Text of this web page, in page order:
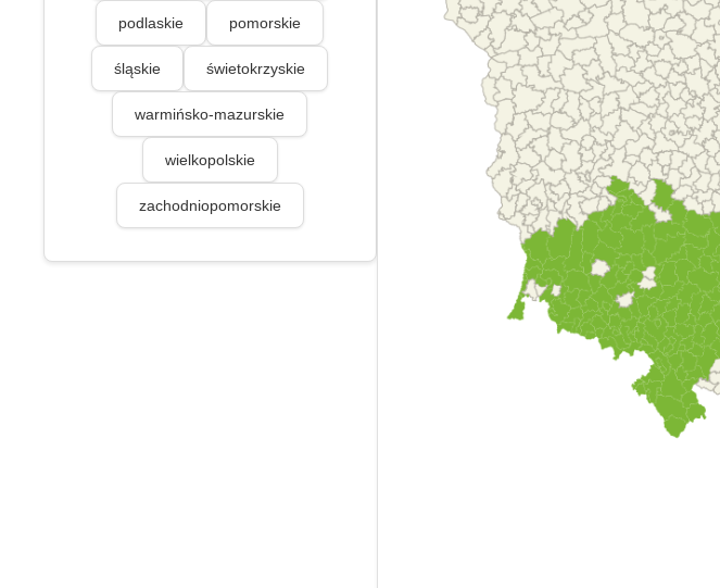
podlaskie pomorskie
śląskie świetokrzyskie
warmińsko-mazurskie
wielkopolskie
zachodniopomorskie